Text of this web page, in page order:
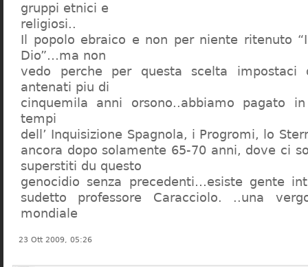
gruppi etnici e
religiosi..
Il popolo ebraico e non per niente ritenuto
Dio”…ma non
vedo perche per questa scelta
antenati piu di
cinquemila anni orsono..abbiamo pagato
tempi
dell’ Inquisizione Spagnola, i Progromi, lo
ancora dopo solamente 65-70 anni, dove ci
superstiti du questo
genocidio senza precedenti…esiste gente
sudetto professore Caracciolo. ..una
mondiale
23 Ott 2009, 05:26